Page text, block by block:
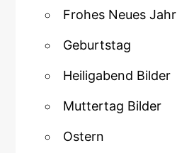
Frohes Neues Jahr
Geburtstag
Heiligabend Bilder
Muttertag Bilder
Ostern